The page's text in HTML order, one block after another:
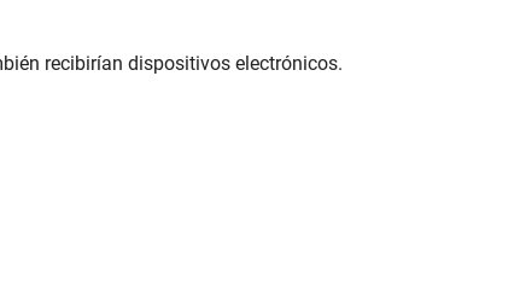
recibirían dispositivos electrónicos.